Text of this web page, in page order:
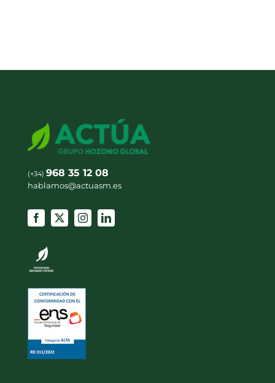
(+34) 968 35 12 08
hablamos@actuasm.es